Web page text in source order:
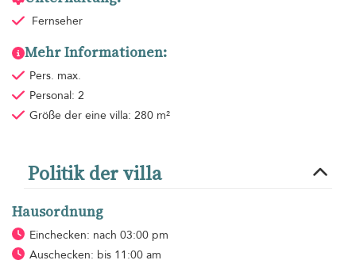
Fernseher
Mehr Informationen:
Pers. max.
Personal: 2
Größe der eine villa: 280 m²
Politik der villa
Hausordnung
Einchecken: nach 03:00 pm
Auschecken: bis 11:00 am